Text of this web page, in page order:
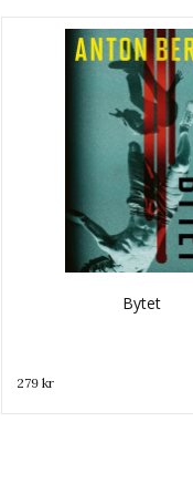
Bytet
279 kr